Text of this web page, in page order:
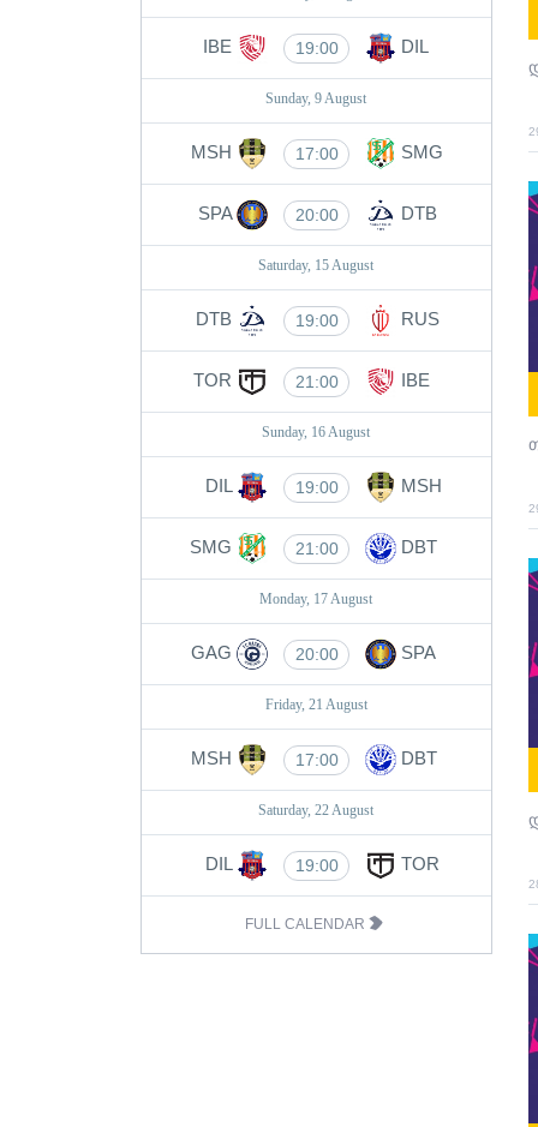
IBE 19:00 DIL
Sunday, 9 August
MSH 17:00 SMG
SPA 20:00 DTB
Saturday, 15 August
DTB 19:00 RUS
TOR 21:00 IBE
Sunday, 16 August
DIL 19:00 MSH
SMG 21:00 DBT
Monday, 17 August
GAG 20:00 SPA
Friday, 21 August
MSH 17:00 DBT
Saturday, 22 August
DIL 19:00 TOR
FULL CALENDAR